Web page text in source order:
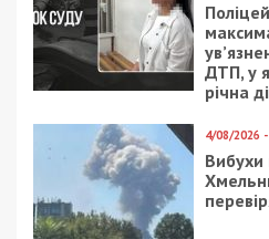
ДТП, у
річна
4/08/2026
Вибухи